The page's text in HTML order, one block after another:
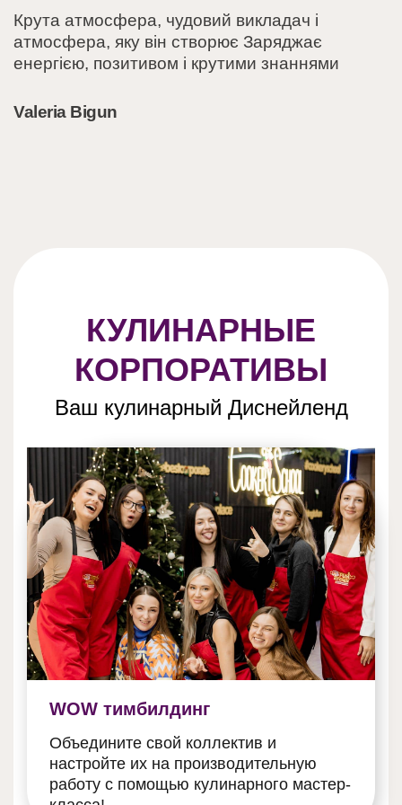
Крута атмосфера, чудовий викладач і
атмосфера, яку він створює Заряджає
енергією, позитивом і крутими знаннями
Valeria Bigun
КУЛИНАРНЫЕ
КОРПОРАТИВЫ
Ваш кулинарный Диснейленд
WOW тимбилдинг
Объедините свой коллектив и
настройте их на производительную
работу с помощью кулинарного мастер-